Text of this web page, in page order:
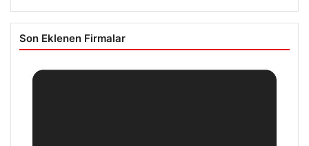
Son Eklenen Firmalar